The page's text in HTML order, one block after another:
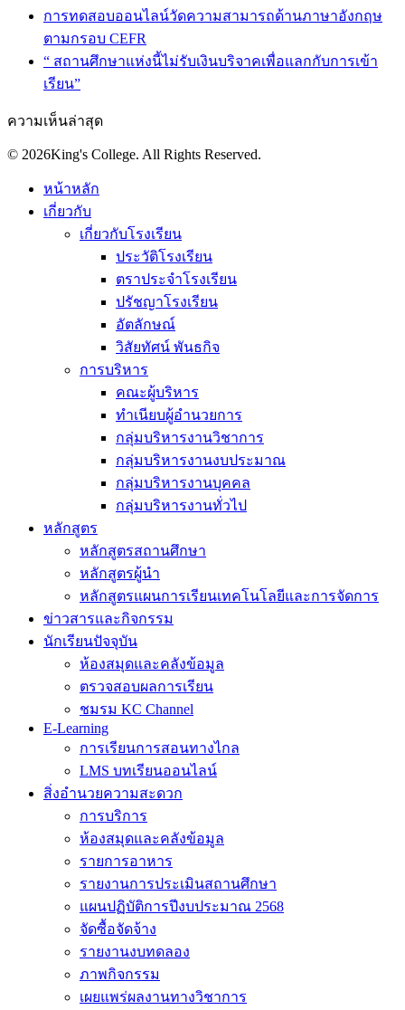
การทดสอบออนไลน์วัดความสามารถด้านภาษาอังกฤษ
ตามกรอบ CEFR
“ สถานศึกษาแห่งนี้ไม่รับเงินบริจาคเพื่อแลกกับการเข้า
เรียน”
ความเห็นล่าสุด
© 2026King's College. All Rights Reserved.
หน้าหลัก
เกี่ยวกับ
เกี่ยวกับโรงเรียน
ประวัติโรงเรียน
ตราประจำโรงเรียน
ปรัชญาโรงเรียน
อัตลักษณ์
วิสัยทัศน์ พันธกิจ
การบริหาร
คณะผู้บริหาร
ทำเนียบผู้อำนวยการ
กลุ่มบริหารงานวิชาการ
กลุ่มบริหารงานงบประมาณ
กลุ่มบริหารงานบุคคล
กลุ่มบริหารงานทั่วไป
หลักสูตร
หลักสูตรสถานศึกษา
หลักสูตรผู้นำ
หลักสูตรแผนการเรียนเทคโนโลยีและการจัดการ
ข่าวสารและกิจกรรม
นักเรียนปัจจุบัน
ห้องสมุดและคลังข้อมูล
ตรวจสอบผลการเรียน
ชมรม KC Channel
E-Learning
การเรียนการสอนทางไกล
LMS บทเรียนออนไลน์
สิ่งอำนวยความสะดวก
การบริการ
ห้องสมุดและคลังข้อมูล
รายการอาหาร
รายงานการประเมินสถานศึกษา
แผนปฏิบัติการปีงบประมาณ 2568
จัดซื้อจัดจ้าง
รายงานงบทดลอง
ภาพกิจกรรม
เผยแพร่ผลงานทางวิชาการ